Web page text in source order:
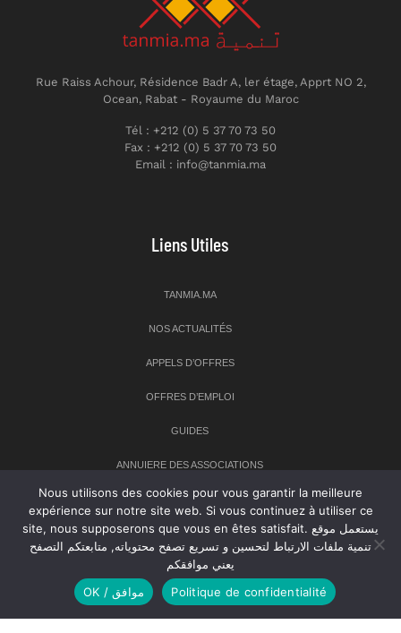
Rue Raiss Achour, Résidence Badr A, ler étage, Apprt NO 2,
Ocean, Rabat - Royaume du Maroc
Tél : +212 (0) 5 37 70 73 50
Fax : +212 (0) 5 37 70 73 50
Email : info@tanmia.ma
Liens Utiles
TANMIA.MA
NOS ACTUALITÉS
APPELS D’OFFRES
OFFRES D’EMPLOI
GUIDES
ANNUIERE DES ASSOCIATIONS
Newsletter
Inscrivez-vous à notre newsletter pour recevoir les dernières
nouvelles sur TANMIA
Nous utilisons des cookies pour vous garantir la meilleure
expérience sur notre site web. Si vous continuez à utiliser ce
site, nous supposerons que vous en êtes satisfait. يستعمل موقع
تنمية ملفات الارتباط لتحسين و تسريع تصفح محتوياته, متابعتكم التصفح
يعني موافقكم
OK / موافق
Politique de confidentialité